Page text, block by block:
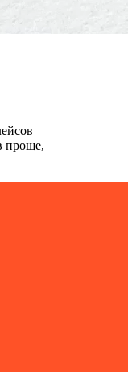
проще,